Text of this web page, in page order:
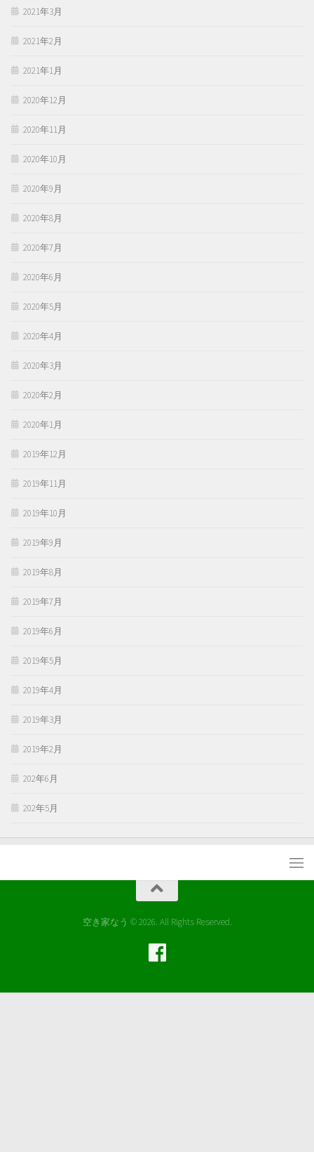
2021年3月
2021年2月
2021年1月
2020年12月
2020年11月
2020年10月
2020年9月
2020年8月
2020年7月
2020年6月
2020年5月
2020年4月
2020年3月
2020年2月
2020年1月
2019年12月
2019年11月
2019年10月
2019年9月
2019年8月
2019年7月
2019年6月
2019年5月
2019年4月
2019年3月
2019年2月
202年6月
202年5月
空き家なう © 2026. All Rights Reserved.